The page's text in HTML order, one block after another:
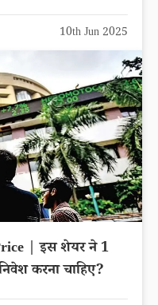
10th Jun 2025
| इस शेयर ने 1
करना चाहिए?